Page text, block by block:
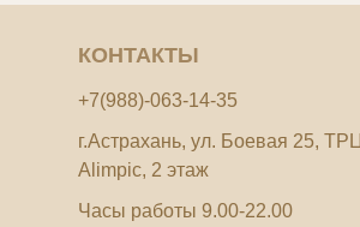
КОНТАКТЫ
+7(988)-063-14-35
г.Астрахань, ул. Боевая 25, ТРЦ
Alimpic, 2 этаж
Часы работы 9.00-22.00